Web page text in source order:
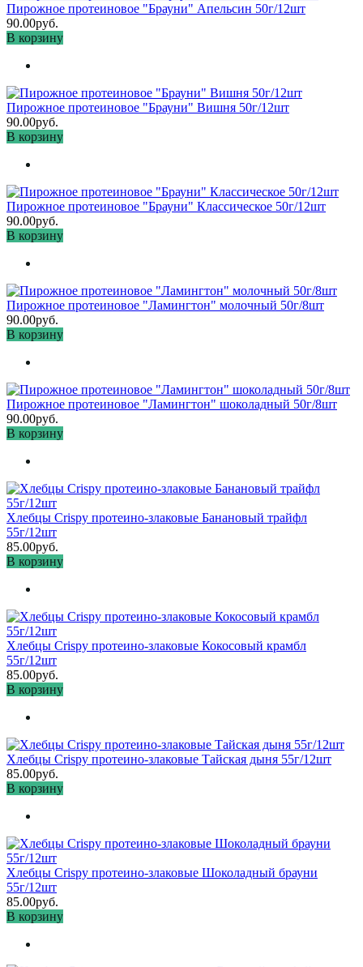
Пирожное протеиновое "Брауни" Апельсин 50г/12шт
90.00руб.
В корзину
Пирожное протеиновое "Брауни" Вишня 50г/12шт
90.00руб.
В корзину
Пирожное протеиновое "Брауни" Классическое 50г/12шт
90.00руб.
В корзину
Пирожное протеиновое "Ламингтон" молочный 50г/8шт
90.00руб.
В корзину
Пирожное протеиновое "Ламингтон" шоколадный 50г/8шт
90.00руб.
В корзину
Хлебцы Crispy протеино-злаковые Банановый трайфл
55г/12шт
85.00руб.
В корзину
Хлебцы Crispy протеино-злаковые Кокосовый крамбл
55г/12шт
85.00руб.
В корзину
Хлебцы Crispy протеино-злаковые Тайская дыня 55г/12шт
85.00руб.
В корзину
Хлебцы Crispy протеино-злаковые Шоколадный брауни
55г/12шт
85.00руб.
В корзину